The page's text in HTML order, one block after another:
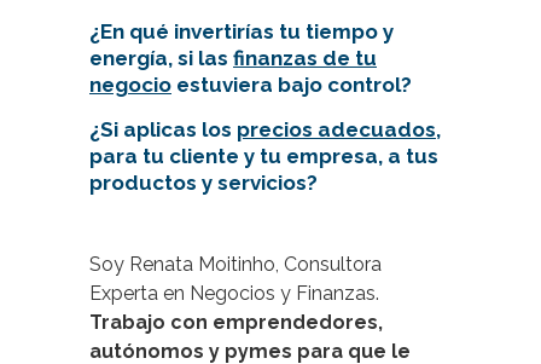
¿En qué invertirías tu tiempo y
energía, si las finanzas de tu
negocio estuviera bajo control?
¿Si aplicas los precios adecuados,
para tu cliente y tu empresa, a tus
productos y servicios?
Soy Renata Moitinho, Consultora
Experta en Negocios y Finanzas.
Trabajo con emprendedores,
autónomos y pymes para que le